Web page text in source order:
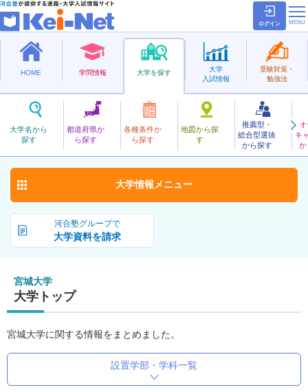
ログイン
HOME 学問情報 大学を探す
大学名から
探す
都道府県か
ら探す
各種条件か
ら探す
地図から探
す
推薦型・
総合型選抜
から探す
キ
か
大学
入試情報
受験対策・
勉強法
公立
みやぎ
宮城大学 お気に入り
河合塾グループで
大学資料を請求
大学情報 メニュー
宮城大学
大学トップ
宮城大学に関する情報をまとめました。
設置学部・学科一覧